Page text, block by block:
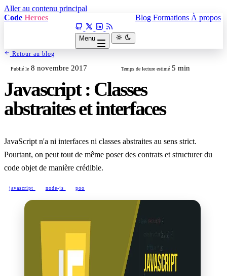
Aller au contenu principal
Code Heroes Blog Formations À propos
Menu
Retour au blog
Publié le 8 novembre 2017 Temps de lecture estimé 5 min
Javascript : Classes
abstraites et interfaces
JavaScript n'a ni interfaces ni classes abstraites au sens strict.
Pourtant, on peut tout de même poser des contrats et structurer du
code objet de manière crédible.
javascript node-js poo